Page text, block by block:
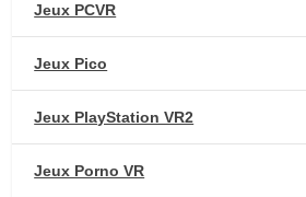
Jeux PCVR
Jeux Pico
Jeux PlayStation VR2
Jeux Porno VR